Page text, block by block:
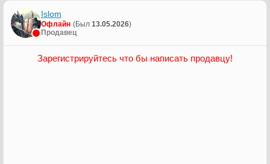
Islom
Офлайн (Был 13.05.2026)
Продавец
Зарегистрируйтесь что бы написать продавцу!